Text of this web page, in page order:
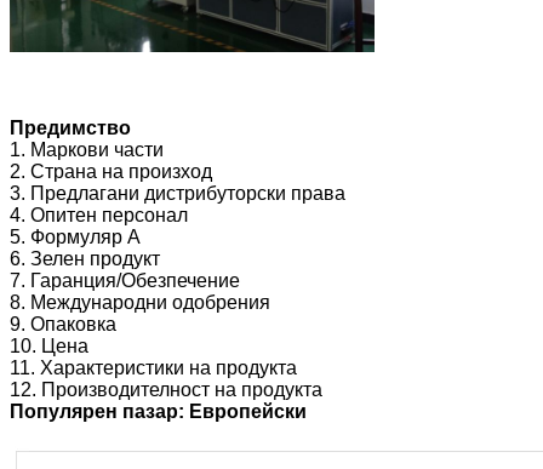
Предимство
1. Маркови части
2. Страна на произход
3. Предлагани дистрибуторски права
4. Опитен персонал
5. Формуляр А
6. Зелен продукт
7. Гаранция/Обезпечение
8. Международни одобрения
9. Опаковка
10. Цена
11. Характеристики на продукта
12. Производителност на продукта
Популярен пазар: Европейски